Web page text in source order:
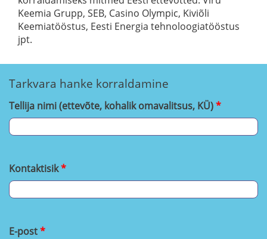
Keemia Grupp, SEB, Casino Olympic, Kiviõli
Keemiatööstus, Eesti Energia tehnoloogiatööstus
jpt.
Tarkvara hanke korraldamine
Tellija nimi (ettevõte, kohalik omavalitsus, KÜ)
Kontaktisik
E-post